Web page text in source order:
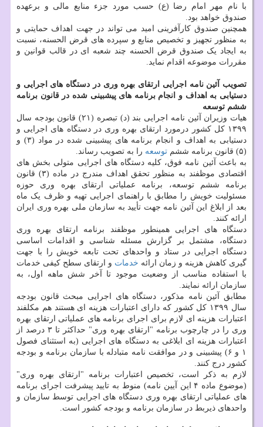
با نام مهر امام رضا (ع) حسب مورد جزء منابع مالی و برعهده
صندوق خواهد بود.
همچنین صندوق کارآفرینی امید می تواند در جهت اهداف حمایتی و
به منظور تجهیز و تخصیص منابع و سپرده های قرض الحسنه، نسبت
به ایجاد یک صندوق قرض الحسنه چند شعبه ای در قالب قوانین و
مقررات موضوعه اقدام نماید.
تصویب آئین نامه اجرایی ارتقای بهره وری در دستگاه های اجرایی و
دستیابی به اهداف و انجام برنامه های پیشبینی شده در قانون برنامه
ششم توسعه
هیات وزیران آئین نامه اجرایی بند (د) تبصره (۲۱) قانون بودجه سال
۱۳۹۹ کل کشور درمورد ارتقای بهره وری در دستگاه های اجرایی و
دستیابی به اهداف و انجام برنامه های پیشبینی شده در مواد (۳) و
(۵) قانون برنامه ششم
توسعه را به تصویب رساند.
به باعث آئین نامه فوق، کلیه دستگاه های اجرایی متولی بخش های
اقتصادی موظفند به منظور تحقق اهداف مندرج در ماده (۳) قانون
برنامه ششم توسعه، برنامه عملیاتی ارتقای بهره وری حوزه
مسئولیت خویش را مطابق با راهنمای اجرایی تهیه و ظرف یک ماه
بعد از ابلاغ این آئین نامه جهت تأیید به سازمان ملی بهره وری ایران
ارائه کنند.
دستگاه های اجرایی همینطور موظفند برنامه ارتقای بهره وری
دستگاه، مشتمل بر گزارش مسئله شناسی و اقدامات اساسی
دستگاه اجرایی در ستاد و واحدهای تحت تابعه خویش را با جهت
گیری کاهش هزینه و زمان ارائه خدمات و ارتقای سطح کیفی خدمات
با استفاده مناسب از وضعیت موجود تا آخر شش ماهه اول، به
سازمان ارائه نمایند.
مطابق آئین نامه مذکور، دستگاه های اجرایی مبحث قانون بودجه
سال ۱۳۹۹ کل کشور که دارای اعتبارات هزینه ای هستند هم مکلفند
اعتبارات هزینه ای لازم برای اجرای برنامه های عملیاتی ارتقای بهره
وری را در چارچوب برنامه "ارتقای بهره وری" حداکثر تا ۳ درصد از
اعتبارات هزینه ای ابلاغی به دستگاه های اجرایی (به استثنای فصول
۱ و ۶) پیشبینی و در موافقت نامه متبادله با سازمان برنامه و بودجه
کشور درج کنند.
لازم به ذکر است، تخصیص اعتبارات برنامه "ارتقای بهره وری"
(موضوع ماده ۴ این آیین نامه) منوط به تایید پیشرفت اجرای برنامه
های عملیاتی ارتقای بهره وری دستگاه های اجرایی توسط سازمان و
واحدهای ذیربط در سازمان برنامه و بودجه کشور است.